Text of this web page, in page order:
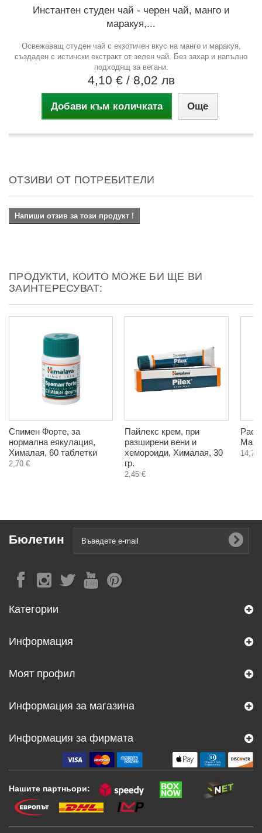
Инстантен студен чай - черен чай, манго и
маракуя,...
Освежаващ студен чай с екзотичен вкус на манго и маракуя,
създаден с истински екстракт от зелен чай. Без захар и напълно
подходящ за вегани.
4,10 € / 8,02 лв
Добави към количката Още
ОТЗИВИ ОТ ПОТРЕБИТЕЛИ
Напиши отзив за този продукт !
ПРОДУКТИ, КОИТО МОЖЕ БИ ЩЕ ВИ
ЗАИНТЕРЕСУВАТ:
Спимен Форте, за
нормална еякулация,
Хималая, 60 таблетки
2,70 €
Пайлекс крем, при
разширени вени и
хемороиди, Хималая, 30
гр.
2,45 €
14,78
Бюлетин
Категории
Информация
Моят профил
Информация за магазина
Информация за фирмата
Нашите партньори: